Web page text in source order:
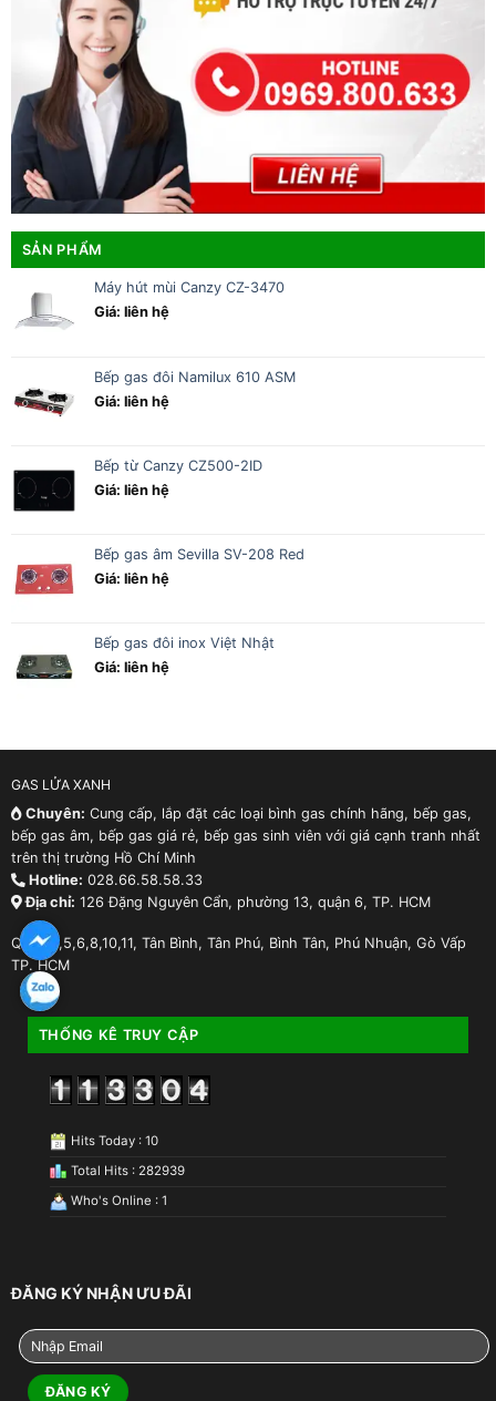
SẢN PHẨM
Máy hút mùi Canzy CZ-3470
Giá: liên hệ
Bếp gas đôi Namilux 610 ASM
Giá: liên hệ
Bếp từ Canzy CZ500-2ID
Giá: liên hệ
Bếp gas âm Sevilla SV-208 Red
Giá: liên hệ
Bếp gas đôi inox Việt Nhật
Giá: liên hệ
GAS LỬA XANH
Chuyên: Cung cấp, lắp đặt các loại bình gas chính hãng, bếp gas,
bếp gas âm, bếp gas giá rẻ, bếp gas sinh viên với giá cạnh tranh nhất
trên thị trường Hồ Chí Minh
Hotline: 028.66.58.58.33
Địa chỉ: 126 Đặng Nguyên Cẩn, phường 13, quận 6, TP. HCM
Quận 3,5,6,8,10,11, Tân Bình, Tân Phú, Bình Tân, Phú Nhuận, Gò Vấp
TP. HCM
THỐNG KÊ TRUY CẬP
Hits Today : 10
Total Hits : 282939
Who's Online : 1
ĐĂNG KÝ NHẬN ƯU ĐÃI